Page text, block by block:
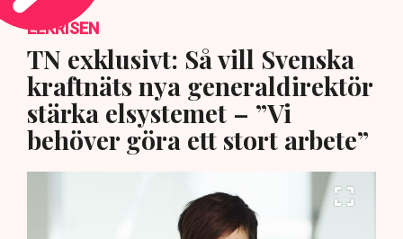
ELKRISEN
TN exklusivt: Så vill Svenska
kraftnäts nya generaldirektör
stärka elsystemet – ”Vi
behöver göra ett stort arbete”